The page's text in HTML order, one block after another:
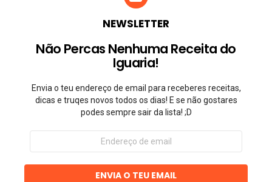
NEWSLETTER
Não Percas Nenhuma Receita do
Iguaria!
Envia o teu endereço de email para receberes receitas,
dicas e truqes novos todos os dias! E se não gostares
podes sempre sair da lista! ;D
Endereço
email
ENVIA O TEU EMAIL